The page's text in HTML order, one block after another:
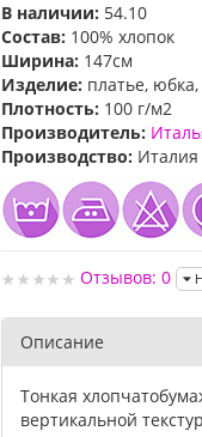
В наличии: 54.10
Состав: 100% хлопок
Ширина: 147см
Изделие: платье, юбка,
Плотность: 100 г/м2
Производитель:
Производство: Италия
Отзывов: 0
Описание
Тонкая
вертикальной